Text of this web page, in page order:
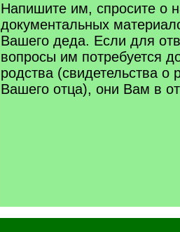
Напишите им, спросите о
документальных
Вашего деда. Если для
вопросы им потребуется
родства (свидетельства
Вашего отца), они Вам в